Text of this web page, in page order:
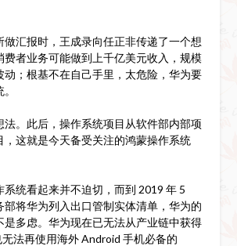
做汇报时，王成录向任正非传递了一个想
费者业务可能做到上千亿美元收入，规模
动；根基不在自己手里，太危险，华为要
法。此后，操作系统项目从软件部内部项
，这就是今天备受关注的鸿蒙操作系统
统看起来并不迫切，而到 2019 年 5
部将华为列入出口管制实体清单，华为的
是多虑。华为现在已无法从产业链中获得
法再使用海外 Android 手机必备的